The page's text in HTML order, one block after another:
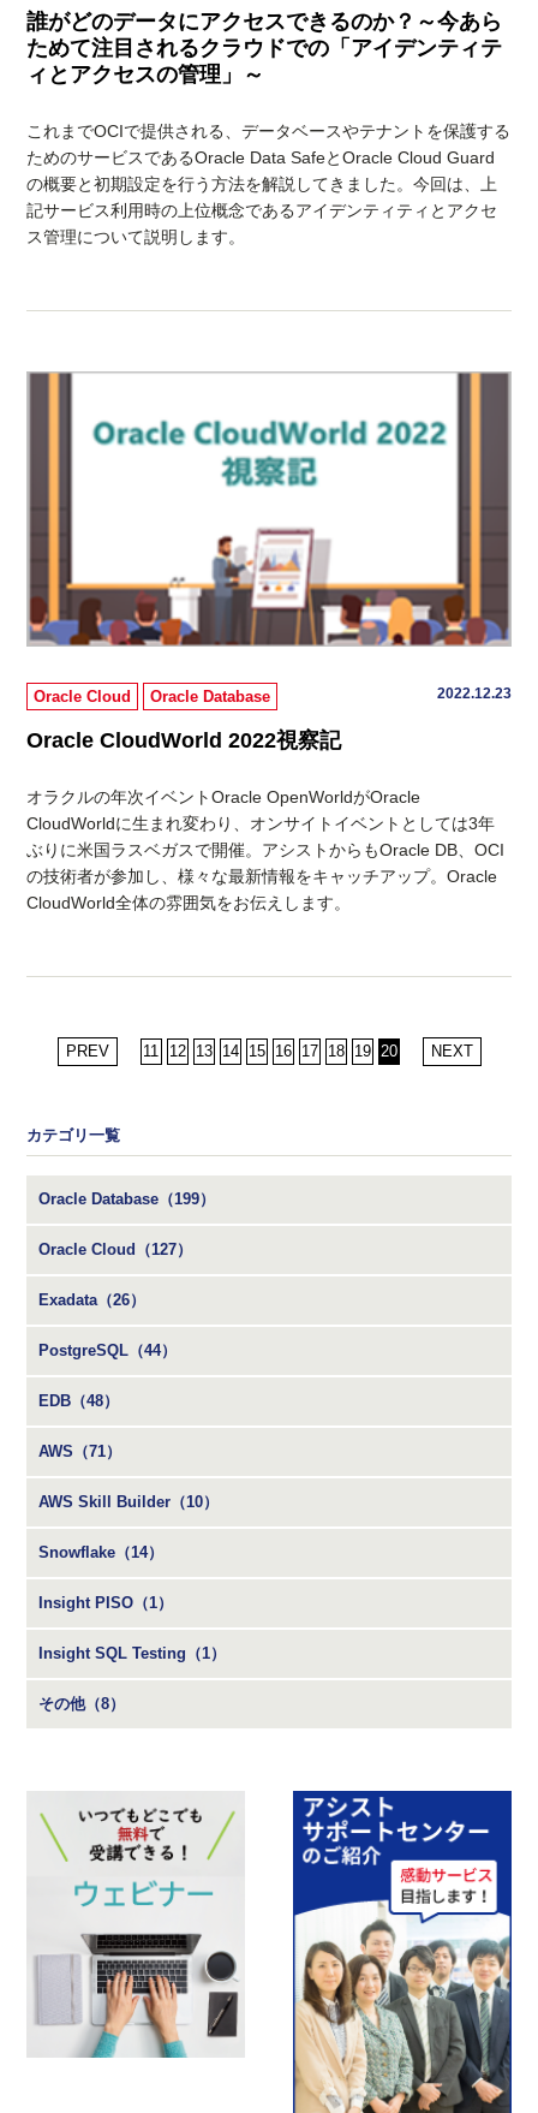
誰がどのデータにアクセスできるのか？～今あら
ためて注目されるクラウドでの「アイデンティテ
ィとアクセスの管理」～
これまでOCIで提供される、データベースやテナントを保護する
ためのサービスであるOracle Data SafeとOracle Cloud Guard
の概要と初期設定を行う方法を解説してきました。今回は、上
記サービス利用時の上位概念であるアイデンティティとアクセ
ス管理について説明します。
Oracle Cloud Oracle Database 2022.12.23
Oracle CloudWorld 2022視察記
オラクルの年次イベントOracle OpenWorldがOracle
CloudWorldに生まれ変わり、オンサイトイベントとしては3年
ぶりに米国ラスベガスで開催。アシストからもOracle DB、OCI
の技術者が参加し、様々な最新情報をキャッチアップ。Oracle
CloudWorld全体の雰囲気をお伝えします。
PREV 11 12 13 14 15 16 17 18 19 20 NEXT
カテゴリ一覧
Oracle Database（199）
Oracle Cloud（127）
Exadata（26）
PostgreSQL（44）
EDB（48）
AWS（71）
AWS Skill Builder（10）
Snowflake（14）
Insight PISO（1）
Insight SQL Testing（1）
その他（8）